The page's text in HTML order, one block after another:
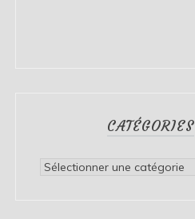
CATÉGORIES
Catégories